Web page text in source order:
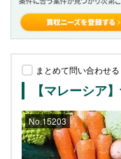
まとめて問い合わせる
【マレーシア
No.15203